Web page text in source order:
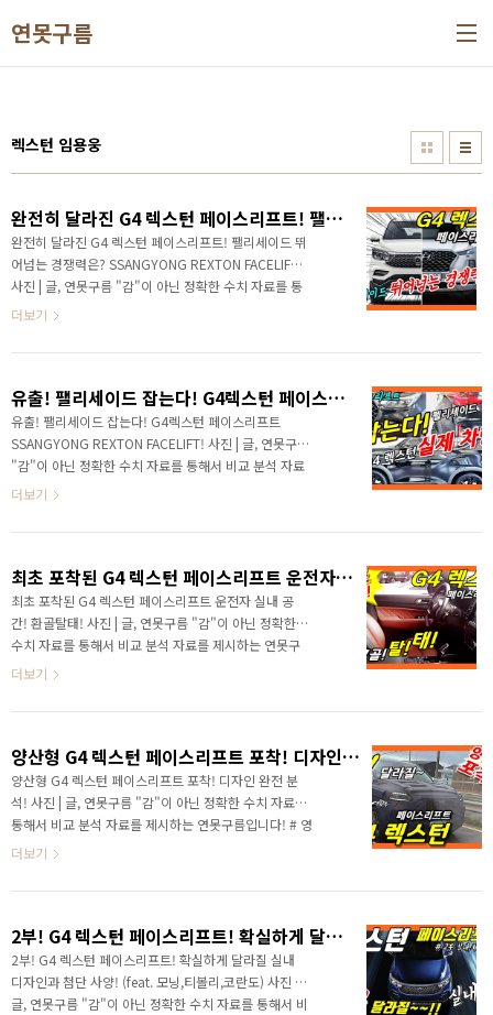
연못구름
렉스턴 임용웅
완전히 달라진 G4 렉스턴 페이스리프트! 팰리세이드 뛰어넘는 경쟁력은? SSANGYONG REXTON FACELIFT!
완전히 달라진 G4 렉스턴 페이스리프트! 팰리세이드 뛰
어넘는 경쟁력은? SSANGYONG REXTON FACELIFT!
사진 | 글, 연못구름 "감"이 아닌 정확한 수치 자료를 통
해서 비교 분석 자료를 제시하는 연못구름입니다! 안녕
다. 쌍용차 플래그십 SUV G4 렉스턴의 출시가 임박했
늦어도 다음달에는 출시가 될 수 있을 것 같습니다. 첫
번째 근거는 배출가스 인증이 완료가 되었습니다. 배출
가스 인증은 출시 한 달 정도 전에 완료가 되기 때문에
가장 확실한 정황입니다. # 영상으로 보시면 보다 세부
내부 정비 사이트에 새롭게 출시된 G4 렉스턴의 ..
더보기
유출! 팰리세이드 잡는다! G4렉스턴 페이스리프트 SSANGYONG REXTON FACELIFT!
유출! 팰리세이드 잡는다! G4렉스턴 페이스리프트
SSANGYONG REXTON FACELIFT! 사진 | 글, 연못구름
"감"이 아닌 정확한 수치 자료를 통해서 비교 분석 자료
를 제시하는 연못구름입니다! ▲ SOURCE : 드림G4 카
입니다. 드디어 G4렉스턴 실차 차량이 유출되었습니다.
다. 기존 렉스턴과 비교하면 먼저 보여드리고 비교 분석
은 뒤에서 해드릴게요. # 영상으로 보시면 보다 세부적인
정보를 확인할 수 있습니다. 많이 달라졌죠? 훨씬 좋아졌
는데, 지금까지 쌍용차의 부분변경을 고려해 본다면 이
확실히 좋아졌습니다. 이 정도 디자인이라면..
더보기
최초 포착된 G4 렉스턴 페이스리프트 운전자 실내 공간! 환골탈태! SSANGYONG REXTON FACELIFT! Interior!
최초 포착된 G4 렉스턴 페이스리프트 운전자 실내 공
간! 환골탈태!​ 사진 | 글, 연못구름 "감"이 아닌 정확한
수치 자료를 통해서 비교 분석 자료를 제시하는 연못구
름입니다! 안녕하세요? 빠르고 정확한 신차 정보를 알려
턴 출시가 가까워지고 있습니다. # 영상으로 보시면 보
내 유일의 프레임바디인, G4 렉스턴 페이스리프트 소식
은 쌍용차에게는 단비 같은 상황이죠? 쌍용자동차에서
올해 하반기 또는 내년 상반기에 렉스턴 페이스리프트
를 출시할 예정으로 알려졌습니다. ▲ SOURCE : 연못
기 테스트 차량이 아닌, 양산형 단계의 테스트 차량인 것
으로..
더보기
양산형 G4 렉스턴 페이스리프트 포착! 디자인 완전 분석!
양산형 G4 렉스턴 페이스리프트 포착! 디자인 완전 분
석! 사진 | 글, 연못구름 "감"이 아닌 정확한 수치 자료를
통해서 비교 분석 자료를 제시하는 연못구름입니다! # 영
상으로 보시면 보다 세부적인 소식을 파악할 수 있습니
연못구름입니다! 지난 5월에 G4 렉스턴 페이스리프트
프레임바디 기반에 정통 SUV를 좋아하시는 분들이 여전
히 많은데, G4 렉스턴 상품성 강화 소식은 단비와 같은
것 같습니다. 앞날이 점점 불안해지고 있는 쌍용자동차에
서 올해 하반기 또는 내년 상반기에 렉스턴 페이스리프트
더보기
2부! G4 렉스턴 페이스리프트! 확실하게 달라질 실내 디자인과 첨단 사양! (feat. 모닝,티볼리,코란도)
2부! G4 렉스턴 페이스리프트! 확실하게 달라질 실내
디자인과 첨단 사양! (feat. 모닝,티볼리,코란도) 사진 |
글, 연못구름 "감"이 아닌 정확한 수치 자료를 통해서 비